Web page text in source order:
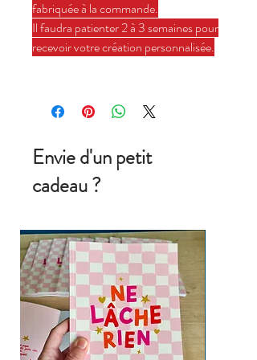
fabriquée à la commande.
Il faudra patienter 2 à 3 semaines pour
recevoir votre création personnalisée.
Envie d'un petit
cadeau ?